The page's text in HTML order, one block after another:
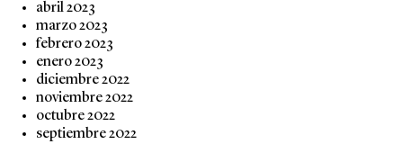
abril 2023
marzo 2023
febrero 2023
enero 2023
diciembre 2022
noviembre 2022
octubre 2022
septiembre 2022